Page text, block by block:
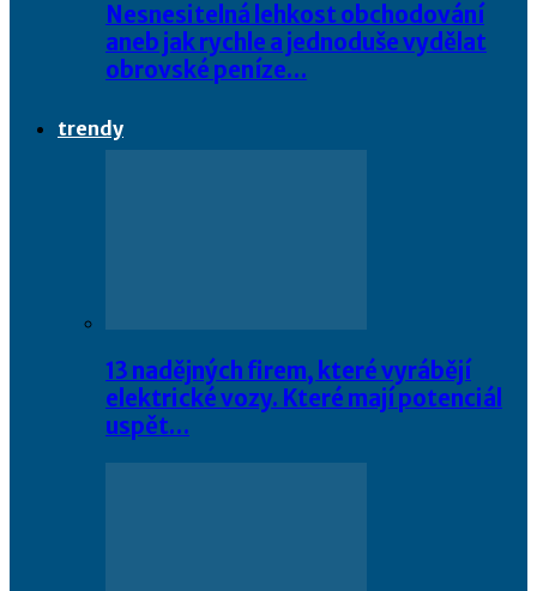
Nesnesitelná lehkost obchodování
aneb jak rychle a jednoduše vydělat
obrovské peníze…
trendy
13 nadějných firem, které vyrábějí
elektrické vozy. Které mají potenciál
uspět…